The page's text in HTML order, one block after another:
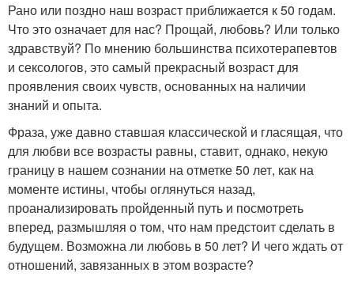
Рано или поздно наш возраст приближается к 50 годам.
Что это означает для нас? Прощай, любовь? Или только
здравствуй? По мнению большинства психотерапевтов
и сексологов, это самый прекрасный возраст для
проявления своих чувств, основанных на наличии
знаний и опыта.
Фраза, уже давно ставшая классической и гласящая, что
для любви все возрасты равны, ставит, однако, некую
границу в нашем сознании на отметке 50 лет, как на
моменте истины, чтобы оглянуться назад,
проанализировать пройденный путь и посмотреть
вперед, размышляя о том, что нам предстоит сделать в
будущем. Возможна ли любовь в 50 лет? И чего ждать от
отношений, завязанных в этом возрасте?